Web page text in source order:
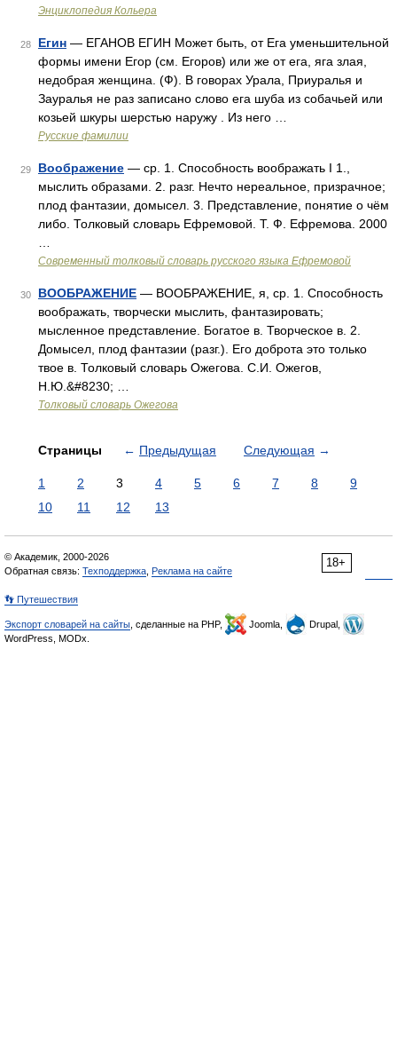
Энциклопедия Кольера
28 Егин — ЕГАНОВ ЕГИН Может быть, от Ега уменьшительной
формы имени Егор (см. Егоров) или же от ега, яга злая,
недобрая женщина. (Ф). В говорах Урала, Приуралья и
Зауралья не раз записано слово ега шуба из собачьей или
козьей шкуры шерстью наружу . Из него …
Русские фамилии
29 Воображение — ср. 1. Способность воображать I 1.,
мыслить образами. 2. разг. Нечто нереальное, призрачное;
плод фантазии, домысел. 3. Представление, понятие о чём
либо. Толковый словарь Ефремовой. Т. Ф. Ефремова. 2000
Современный толковый словарь русского языка Ефремовой
30 ВООБРАЖЕНИЕ — ВООБРАЖЕНИЕ, я, ср. 1. Способность
воображать, творчески мыслить, фантазировать;
мысленное представление. Богатое в. Творческое в. 2.
Домысел, плод фантазии (разг.). Его доброта это только
твое в. Толковый словарь Ожегова. С.И. Ожегов,
Н.Ю.&#8230; …
Толковый словарь Ожегова
Страницы ← Предыдущая Следующая →
1 2 3 4 5 6 7 8
9
10
11 12 13
18+
© Академик, 2000-2026
Обратная связь: Техподдержка Реклама на сайте
👣 Путешествия
Экспорт словарей на сайты , сделанные на PHP, Joomla,
Drupal,
WordPress, MODx.